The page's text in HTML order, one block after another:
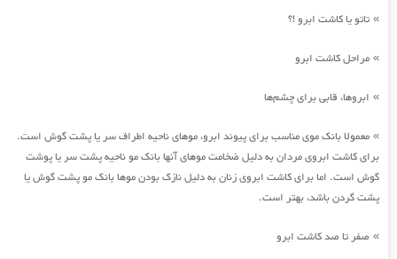
» تاتو یا کاشت ابرو !؟
» مراحل کاشت ابرو
» ابروها، قابی برای چشم‌ها
» معمولا بانک موی مناسب برای پیوند ابرو، موهای ناحیه اطراف سر یا پشت گوش است.
برای کاشت ابروی مردان به دلیل ضخامت موهای آنها بانک مو ناحیه پشت سر یا پوشت
گوش است. اما برای کاشت ابروی زنان به دلیل نازک بودن موها بانک مو پشت گوش یا
پشت گردن باشد، بهتر است.
» صفر تا صد کاشت ابرو